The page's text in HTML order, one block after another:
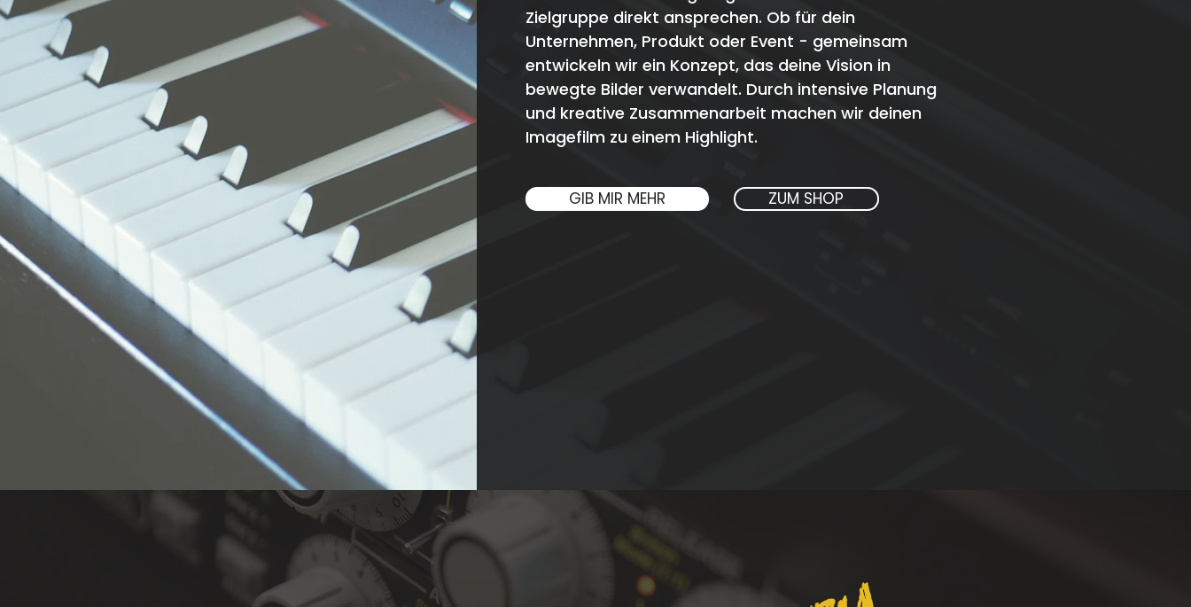
Zielgruppe direkt ansprechen. Ob für dein
Unternehmen, Produkt oder Event - gemeinsam
entwickeln wir ein Konzept, das deine Vision in
bewegte Bilder verwandelt. Durch intensive Planung
und kreative Zusammenarbeit machen wir deinen
Imagefilm zu einem Highlight.
GIB MIR MEHR ZUM SHOP